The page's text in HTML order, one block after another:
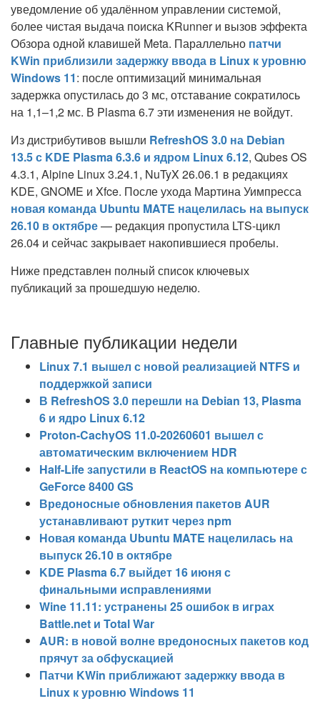
уведомление об удалённом управлении системой,
более чистая выдача поиска KRunner и вызов эффекта
Обзора одной клавишей Meta. Параллельно патчи
KWin приблизили задержку ввода в Linux к уровню
Windows 11: после оптимизаций минимальная
задержка опустилась до 3 мс, отставание сократилось
на 1,1–1,2 мс. В Plasma 6.7 эти изменения не войдут.
Из дистрибутивов вышли RefreshOS 3.0 на Debian
13.5 с KDE Plasma 6.3.6 и ядром Linux 6.12, Qubes OS
4.3.1, Alpine Linux 3.24.1, NuTyX 26.06.1 в редакциях
KDE, GNOME и Xfce. После ухода Мартина Уимпресса
новая команда Ubuntu MATE нацелилась на выпуск
26.10 в октябре— редакция пропустила LTS-цикл
26.04 и сейчас закрывает накопившиеся пробелы.
Ниже представлен полный список ключевых
публикаций за прошедшую неделю.
Главные публикации недели
Linux 7.1 вышел с новой реализацией NTFS и
поддержкой записи
В RefreshOS 3.0 перешли на Debian 13, Plasma
6 и ядро Linux 6.12
Proton-CachyOS 11.0-20260601 вышел с
автоматическим включением HDR
Half-Life запустили в ReactOS на компьютере с
GeForce 8400 GS
Вредоносные обновления пакетов AUR
устанавливают руткит через npm
Новая команда Ubuntu MATE нацелилась на
выпуск 26.10 в октябре
KDE Plasma 6.7 выйдет 16 июня с
финальными исправлениями
Wine 11.11: устранены 25 ошибок в играх
Battle.net и Total War
AUR: в новой волне вредоносных пакетов код
прячут за обфускацией
Патчи KWin приближают задержку ввода в
Linux к уровню Windows 11